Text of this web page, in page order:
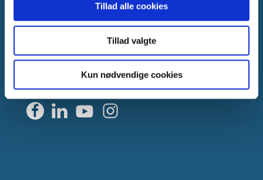
Tillad alle cookies
Tillad valgte
Kun nødvendige cookies
2605 Brøndby, Danmark
Tlf.:+45 44 85 90 00